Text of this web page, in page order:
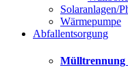
Solaranlagen/
Wärmepumpe
Abfallentsorgung
Mülltrennung